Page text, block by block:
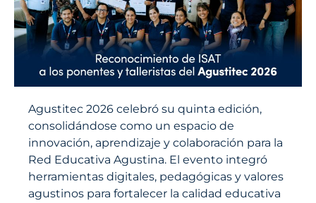
Agustitec 2026 celebró su quinta edición,
consolidándose como un espacio de
innovación, aprendizaje y colaboración para la
Red Educativa Agustina. El evento integró
herramientas digitales, pedagógicas y valores
agustinos para fortalecer la calidad educativa